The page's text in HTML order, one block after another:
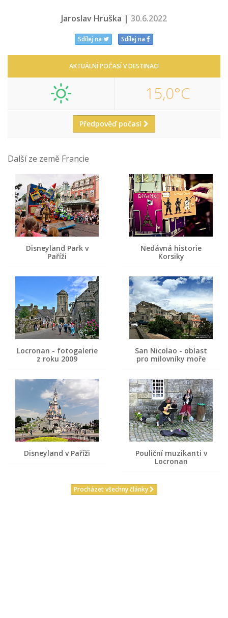
Jaroslav Hruška | 30.6.2022
Sdílej na Sdílej na
AKTUÁLNÍ POČASÍ V DESTINACI
15,0°C
Předpověď počasí
Další ze země Francie
Disneyland Park v
Paříži
Nedávná historie
Korsiky
Locronan - fotogalerie
z roku 2009
San Nicolao - oblast
pro milovníky moře
Disneyland v Paříži
Pouliční muzikanti v
Locronan
Procházet všechny články